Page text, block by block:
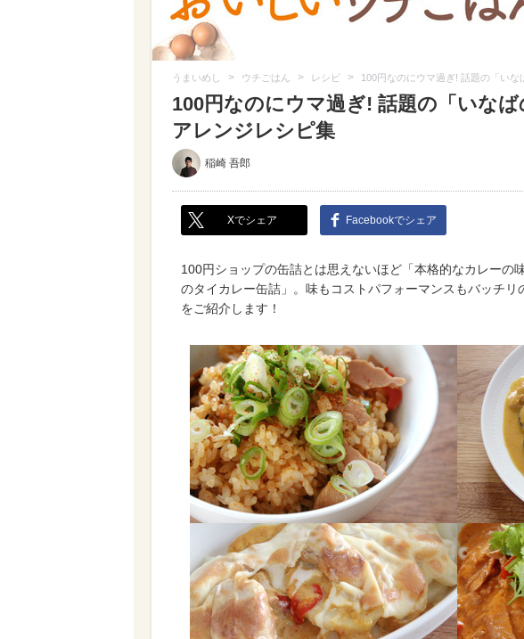
うまいめし > ウチごはん > レシピ > 100円なのにウマ過ぎ! 話題の「い
100円なのにウマ過ぎ! 話題の「いな
アレンジレシピ集
稲崎 吾郎
Xでシェア Facebookでシェア
100円ショップの缶詰とは思えないほど「本格的なカレーの
のタイカレー缶詰」。味もコストパフォーマンスもバッチ
をご紹介します！